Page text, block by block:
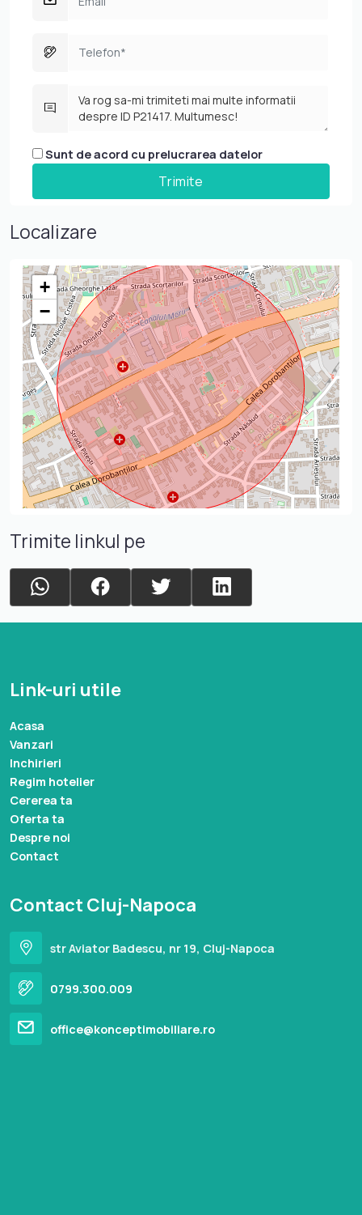
Sunt de acord cu prelucrarea datelor
Localizare
+
−
Trimite linkul pe
Link-uri utile
Acasa
Vanzari
Inchirieri
Regim hotelier
Cererea ta
Oferta ta
Despre noi
Contact
Contact Cluj-Napoca
str Aviator Badescu, nr 19, Cluj-Napoca
0799.300.009
office@konceptimobiliare.ro